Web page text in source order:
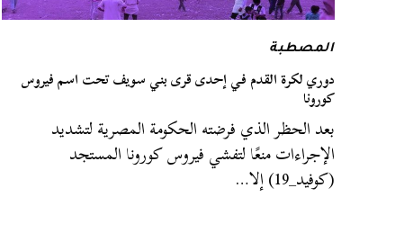
المصطبة
دوري لكرة القدم في إحدى قرى بني سويف تحت اسم فيروس
كورونا
بعد الحظر الذي فرضته الحكومة المصرية لتشديد
الإجراءات منعًا لتفشي فيروس كورونا المستجد
(كوفيد_19) إلا…